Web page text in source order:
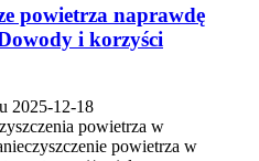
powietrza naprawdę
i korzyści
2025-12-18
powietrza w
powietrza w